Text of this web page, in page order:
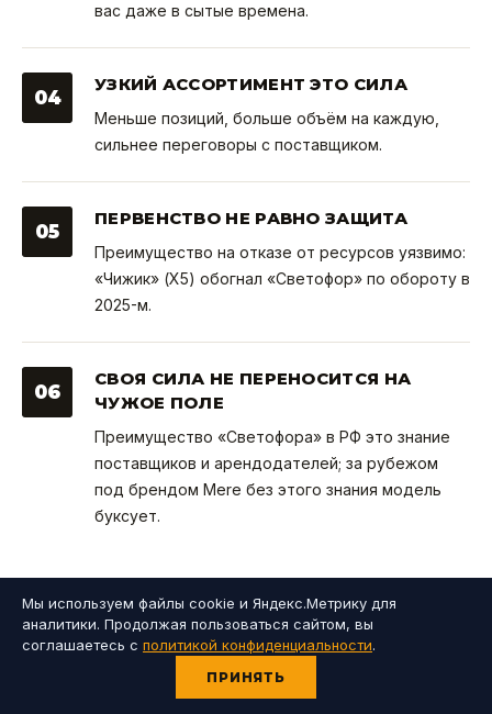
вас даже в сытые времена.
04
УЗКИЙ АССОРТИМЕНТ ЭТО СИЛА
Меньше позиций, больше объём на каждую,
сильнее переговоры с поставщиком.
05
ПЕРВЕНСТВО НЕ РАВНО ЗАЩИТА
Преимущество на отказе от ресурсов уязвимо:
«Чижик» (X5) обогнал «Светофор» по обороту в
2025-м.
06
СВОЯ СИЛА НЕ ПЕРЕНОСИТСЯ НА
ЧУЖОЕ ПОЛЕ
Преимущество «Светофора» в РФ это знание
поставщиков и арендодателей; за рубежом
под брендом Mere без этого знания модель
буксует.
ГЛАВНЫЙ ВЫВОД: ФОРМАТ
ПОДСМОТРЕЛИ У ДРУГИХ
Мы используем файлы cookie и Яндекс.Метрику для
аналитики. Продолжая пользоваться сайтом, вы
соглашаетесь с политикой конфиденциальности.
ПРИНЯТЬ